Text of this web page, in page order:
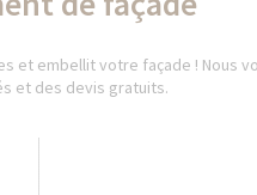
et embellit votre façade ! Nous
et des devis gratuits.